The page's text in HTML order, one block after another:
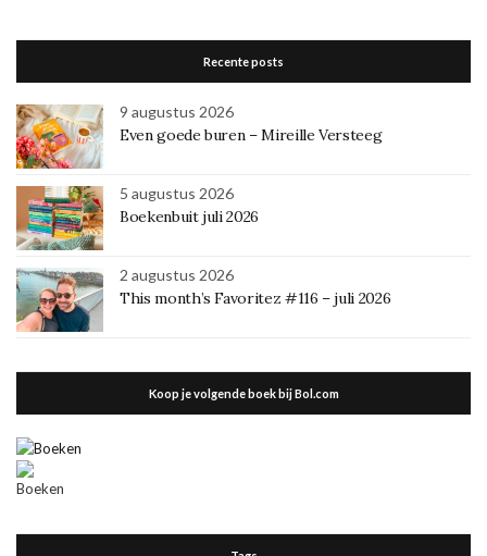
Recente posts
9 augustus 2026
Even goede buren – Mireille Versteeg
5 augustus 2026
Boekenbuit juli 2026
2 augustus 2026
This month’s Favoritez #116 – juli 2026
Koop je volgende boek bij Bol.com